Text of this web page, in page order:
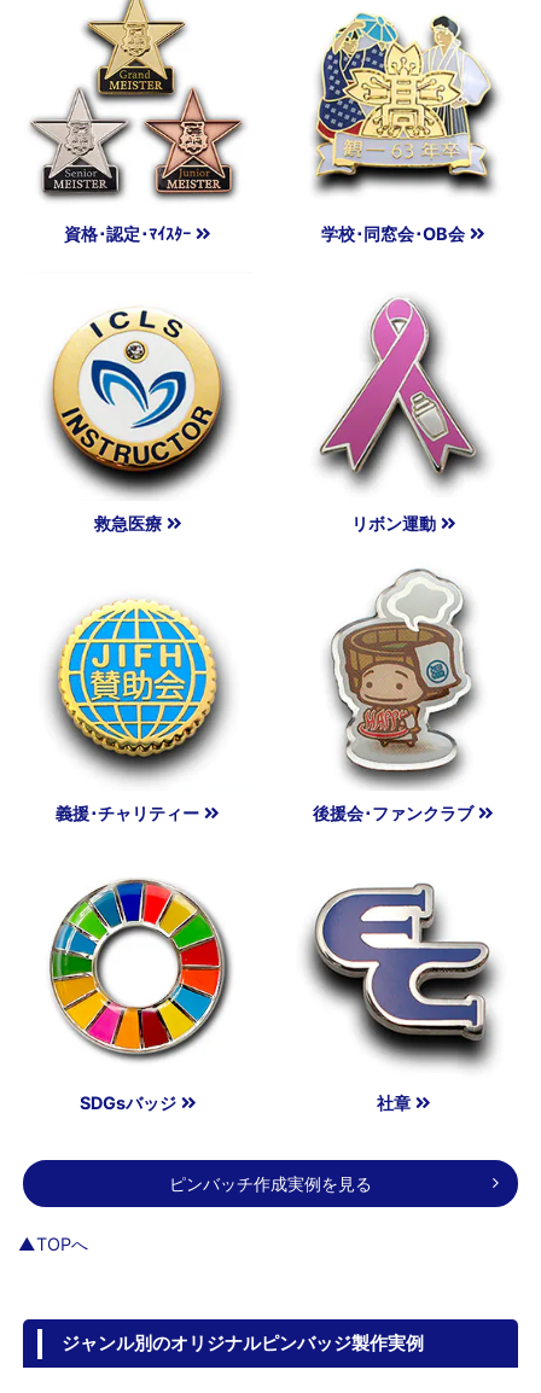
資格･認定･ﾏｲｽﾀｰ 学校･同窓会･OB会
救急医療 リボン運動
義援･チャリティー 後援会･ファンクラブ
SDGsバッジ 社章
ピンバッチ作成実例を見る
▲TOPへ
ジャンル別のオリジナルピンバッジ製作実例